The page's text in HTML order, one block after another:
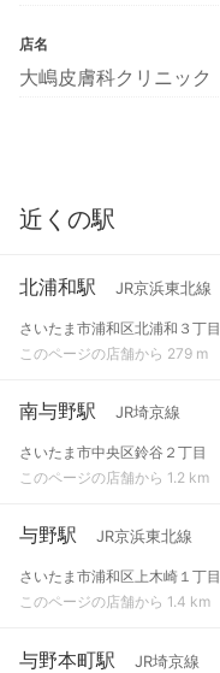
店名
大嶋皮膚科クリニック
近くの駅
北浦和駅 JR京浜東北線
さいたま市浦和区北浦和３丁目
このページの店舗から 279 m
南与野駅 JR埼京線
さいたま市中央区鈴谷２丁目
このページの店舗から 1.2 km
与野駅 JR京浜東北線
さいたま市浦和区上木崎１丁目
このページの店舗から 1.4 km
与野本町駅 JR埼京線